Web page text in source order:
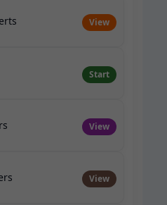
View
Start
View
View